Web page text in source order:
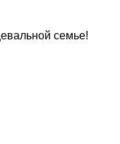
семье!